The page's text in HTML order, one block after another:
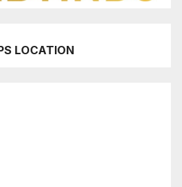
LOCATION